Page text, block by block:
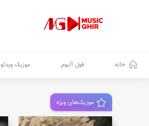
خانه فول آلبوم موزیک ویدئو
موزیک‌های ویژه